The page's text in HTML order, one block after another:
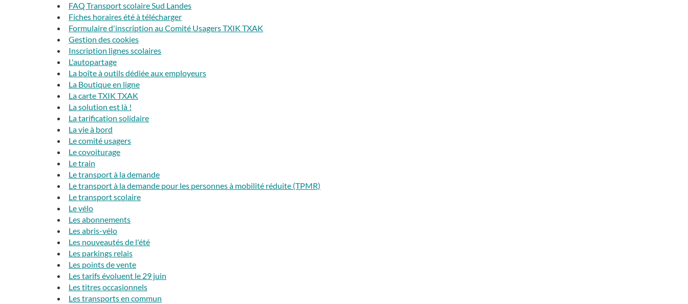
FAQ Transport scolaire Sud Landes
Fiches horaires été à télécharger
Formulaire d'inscription au Comité Usagers TXIK TXAK
Gestion des cookies
Inscription lignes scolaires
L'autopartage
La boîte à outils dédiée aux employeurs
La Boutique en ligne
La carte TXIK TXAK
La solution est là !
La tarification solidaire
La vie à bord
Le comité usagers
Le covoiturage
Le train
Le transport à la demande
Le transport à la demande pour les personnes à mobilité réduite (TPMR)
Le transport scolaire
Le vélo
Les abonnements
Les abris-vélo
Les nouveautés de l'été
Les parkings relais
Les points de vente
Les tarifs évoluent le 29 juin
Les titres occasionnels
Les transports en commun